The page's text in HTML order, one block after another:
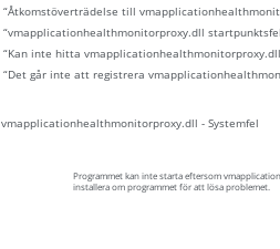
“Åtkomstöverträdelse till
“vmapplicationhealthmonitorproxy.dll
“Kan inte hitta
“Det går inte att registrera
vmapplicationhealthmonitorproxy.dll - Systemfel
Programmet kan inte starta eftersom
installera om programmet för att lösa problemet.